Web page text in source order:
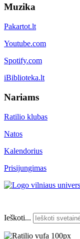
Muzika
Pakartot.lt
Youtube.com
Spotify.com
iBiblioteka.lt
Nariams
Ratilio klubas
Natos
Kalendorius
Prisijungimas
Ieškoti...